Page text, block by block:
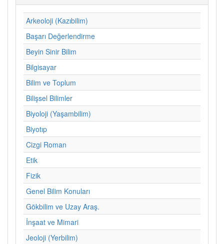
Arkeoloji (Kazıbilim)
Başarı Değerlendirme
Beyin Sinir Bilim
Bilgisayar
Bilim ve Toplum
Bilişsel Bilimler
Biyoloji (Yaşambilim)
Biyotıp
Cizgi Roman
Etik
Fizik
Genel Bilim Konuları
Gökbilim ve Uzay Araş.
İnşaat ve Mimari
Jeoloji (Yerbilim)